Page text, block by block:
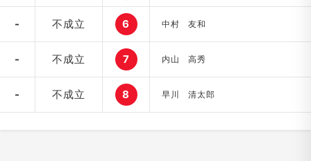
- 不成立 6 中村 友和
- 不成立 7 内山 高秀
- 不成立 8 早川 清太郎